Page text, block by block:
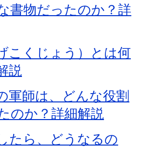
書物だったのか？詳
こくじょう）とは何
説
軍師は、どんな役割
のか？詳細解説
たら、どうなるの